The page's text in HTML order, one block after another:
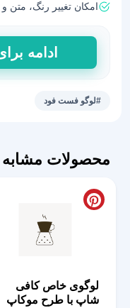
امکان تغییر رنگ، متن
طرح
لیبل
دایره
ای
برگر
ساز
ادامه
#لوگو فست فود
محصولات مشابه
لوگوی خاص کافی
شاپ با طرح موکاپ